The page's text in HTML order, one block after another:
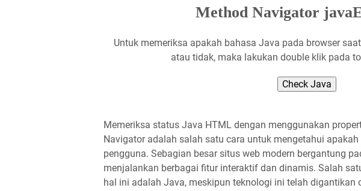
Method Navigator
Untuk memeriksa apakah bahasa Java pada browser
atau tidak, maka lakukan double klik pada
Check Java
Memeriksa status Java HTML dengan menggunakan
Navigator adalah salah satu cara untuk mengetahui
pengguna. Sebagian besar situs web modern bergantung
menjalankan berbagai fitur interaktif dan dinamis. Salah
hal ini adalah Java, meskipun teknologi ini telah digantikan